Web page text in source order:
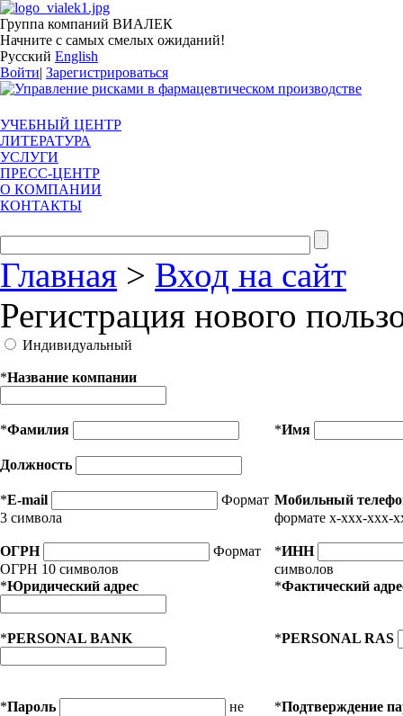
Группа компаний ВИАЛЕК
Начните с самых смелых ожиданий!
Русский English
Войти| Зарегистрироваться
УЧЕБНЫЙ ЦЕНТР
ЛИТЕРАТУРА
УСЛУГИ
ПРЕСС-ЦЕНТР
О КОМПАНИИ
КОНТАКТЫ
Главная > Вход на сайт
Регистрация нового
Индивидуальный
*Название компании
*Фамилия *Имя
Должность
*E-mail
Формат
3 символа
Мобильный
формате x-xxx-xxx-
ОГРН
Формат
ОГРН 10 символов
*ИНН
символов
*Юридический адрес *Фактический
*PERSONAL BANK *PERSONAL RAS
*Пароль
не
*Подтверждение